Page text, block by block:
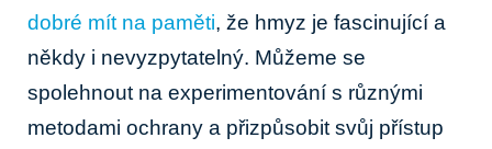
dobré mít na paměti, že hmyz je fascinující a
někdy i nevyzpytatelný. Můžeme se
spolehnout na experimentování s různými
metodami ochrany a přizpůsobit svůj přístup